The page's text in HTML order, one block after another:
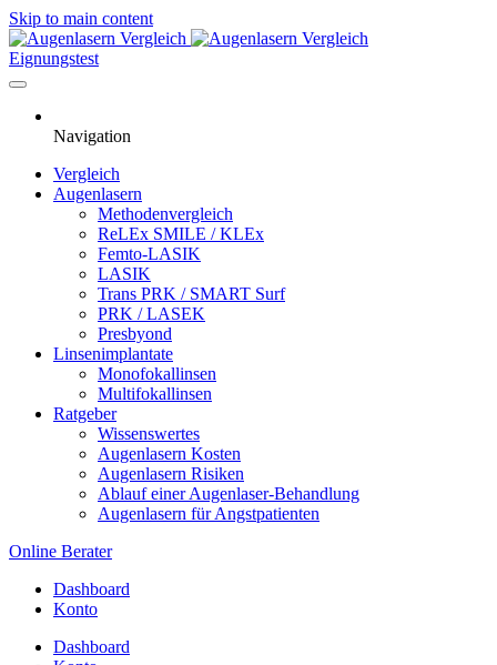
Skip to main content
Eignungstest
Navigation
Vergleich
Augenlasern
Methodenvergleich
ReLEx SMILE / KLEx
Femto-LASIK
LASIK
Trans PRK / SMART Surf
PRK / LASEK
Presbyond
Linsenimplantate
Monofokallinsen
Multifokallinsen
Ratgeber
Wissenswertes
Augenlasern Kosten
Augenlasern Risiken
Ablauf einer Augenlaser-Behandlung
Augenlasern für Angstpatienten
Online Berater
Dashboard
Konto
Dashboard